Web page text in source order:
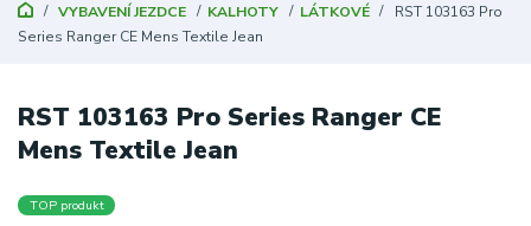
VYBAVENÍ JEZDCE KALHOTY LÁTKOVÉ
RST 103163 Pro
Series Ranger CE Mens Textile Jean
RST 103163 Pro Series Ranger CE
Mens Textile Jean
TOP produkt